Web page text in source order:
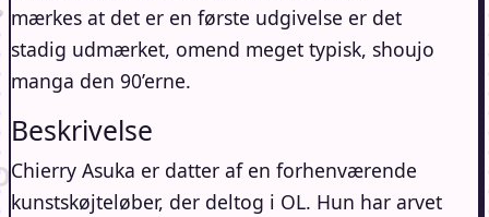
mærkes at det er en første udgivelse er det
stadig udmærket, omend meget typisk, shoujo
manga den 90’erne.
Beskrivelse
Chierry Asuka er datter af en forhenværende
kunstskøjteløber, der deltog i OL. Hun har arvet